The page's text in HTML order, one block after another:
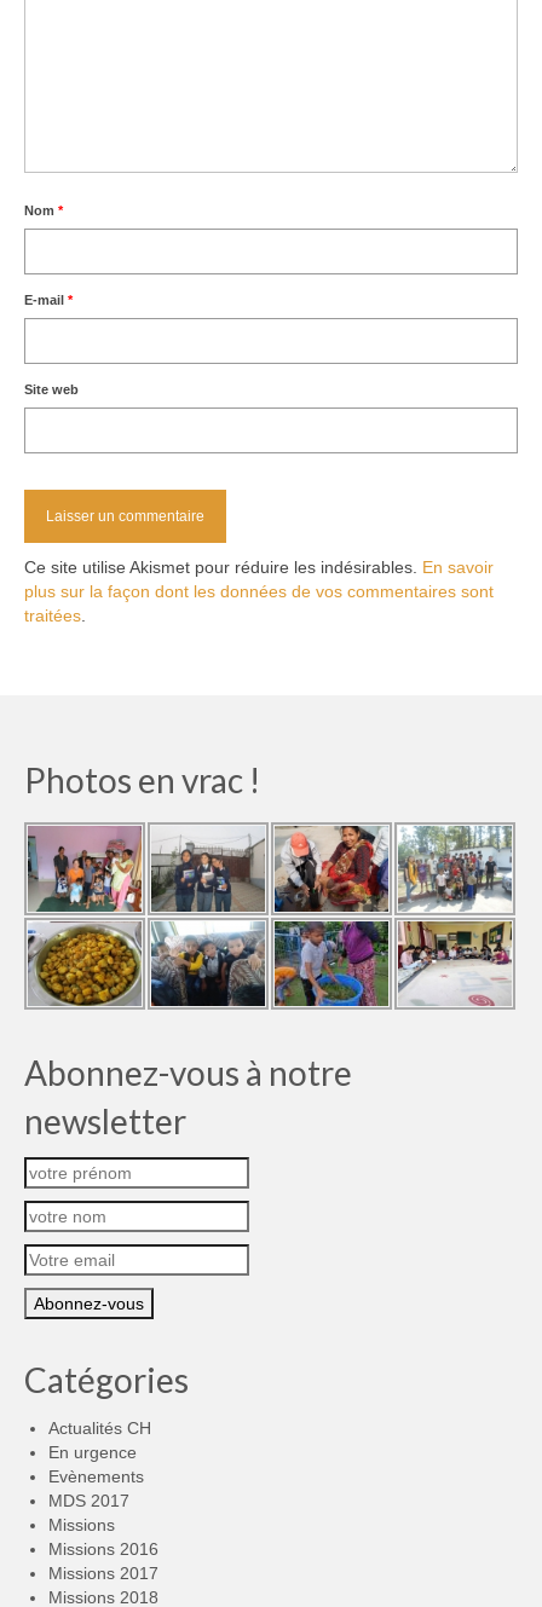
Nom *
E-mail *
Site web
Ce site utilise Akismet pour réduire les indésirables. En savoir
plus sur la façon dont les données de vos commentaires sont
traitées
Photos en vrac !
Abonnez-vous à notre
newsletter
Catégories
Actualités CH
En urgence
Evènements
MDS 2017
Missions
Missions 2016
Missions 2017
Missions 2018